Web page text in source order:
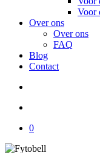
Voor
Over ons
Over ons
FAQ
Blog
Contact
0